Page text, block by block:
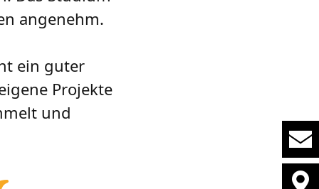
angenehm.
ein guter
Projekte
und